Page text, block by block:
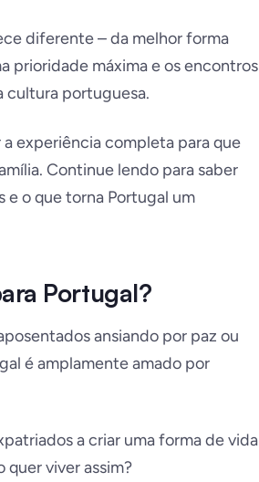
diferente– da melhor forma
prioridade máxima e os encontros
cultura portuguesa.
experiência completa para que
Continue lendo para saber
e o que torna Portugal um
Portugal?
ansiando por paz ou
é amplamente amado por
a criar uma forma de vida
quer viver assim?